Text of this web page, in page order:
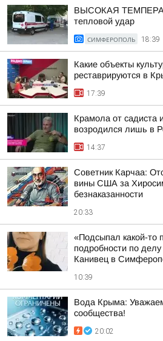
ВЫСОКАЯ
тепловой удар
СИМФЕРОПОЛЬ 18:39
Какие объекты
реставрируются в
17:39
Крамола от садиста
возродился лишь в
14:37
Советник Карчаа:
вины США за
безнаказанности
20:33
«Подсыпал какой-то
подробности по
Канивец в
10:39
Вода Крыма:
сообщества!
20:02